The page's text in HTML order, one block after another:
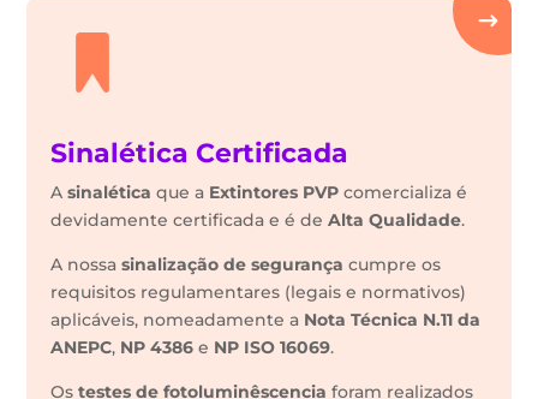
Sinalética Certificada
Asinalética que a Extintores PVP comercializa é
devidamente certificada e é deAlta Qualidade.
A nossasinalização de segurança cumpre os
requisitos regulamentares (legais e normativos)
aplicáveis, nomeadamente a Nota Técnica N.11 da
ANEPC, NP 4386 e NP ISO 16069.
Ostestes de fotoluminêscencia foram realizados